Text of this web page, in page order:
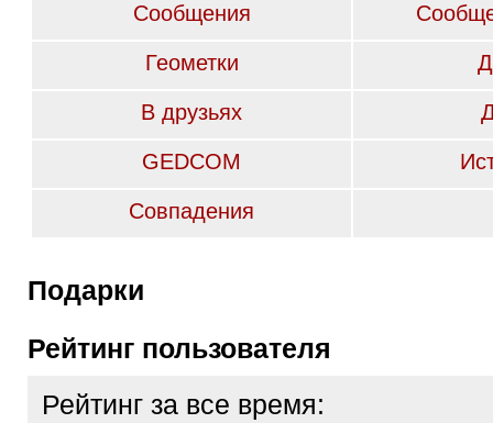
Сообщения
Геометки
В друзьях
GEDCOM
Совпадения
Подарки
Рейтинг пользователя
Рейтинг за все время: